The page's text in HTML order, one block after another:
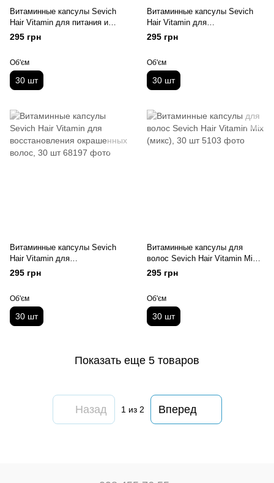
Витаминные капсулы Sevich
Hair Vitamin для питания и
блеска волос, 30 шт
295 грн
Об'єм
30 шт
Витаминные капсулы Sevich
Hair Vitamin для
восстановления и гладкости
волос, 30 шт
295 грн
Об'єм
30 шт
Витаминные капсулы Sevich
Hair Vitamin для
восстановления окрашенных
волос, 30 шт
295 грн
Об'єм
30 шт
Витаминные капсулы для
волос Sevich Hair Vitamin Mix
(микс), 30 шт
295 грн
Об'єм
30 шт
Показать еще 5 товаров
Назад 1 из 2 Вперед